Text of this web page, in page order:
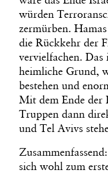
würden
zermürben.
die Rückkehr der
vervielfachen.
heimliche Grund,
bestehen und
Mit dem Ende der
Truppen dann
und Tel Avivs
sich wohl zum